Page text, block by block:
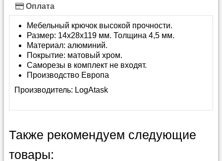
Оплата
Мебельный крючок высокой прочности.
Размер: 14x28x119 мм. Толщина 4,5 мм.
Материал: алюминий.
Покрытие: матовый хром.
Саморезы в комплект не входят.
Производство Европа
Производитель: LogAtask
Также рекомендуем следующие
товары: